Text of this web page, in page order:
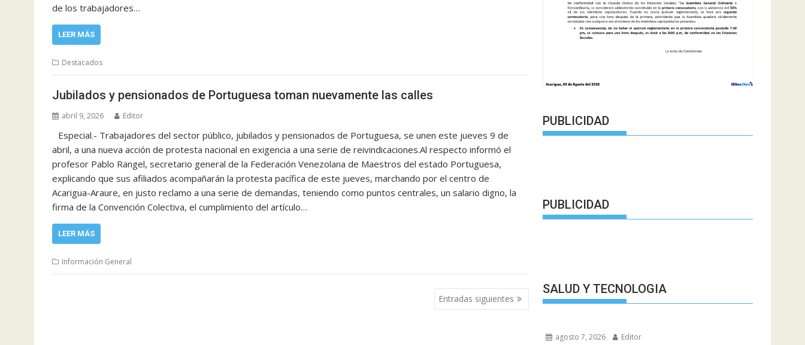
de los trabajadores…
LEER MÁS
Destacados
Jubilados y pensionados de Portuguesa toman nuevamente las calles
abril 9, 2026 Editor
Especial.- Trabajadores del sector público, jubilados y pensionados de Portuguesa, se unen este jueves 9 de
abril, a una nueva acción de protesta nacional en exigencia a una serie de reivindicaciones.Al respecto informó el
profesor Pablo Rangel, secretario general de la Federación Venezolana de Maestros del estado Portuguesa,
explicando que sus afiliados acompañarán la protesta pacífica de este jueves, marchando por el centro de
Acarigua-Araure, en justo reclamo a una serie de demandas, teniendo como puntos centrales, un salario digno, la
firma de la Convención Colectiva, el cumplimiento del artículo…
LEER MÁS
Información General
Entradas siguientes
PUBLICIDAD
PUBLICIDAD
SALUD Y TECNOLOGIA
agosto 7, 2026 Editor